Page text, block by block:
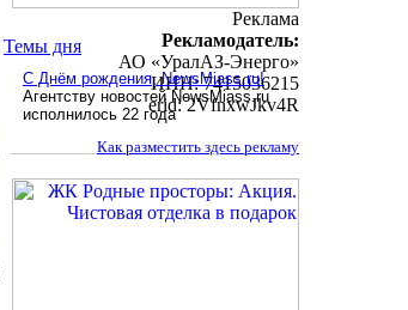
Реклама
Рекламодатель:
АО «УралАЗ-Энерго»
ИНН: 7415036215
erid: 2VfnxwJkv4R
Как разместить здесь рекламу
Темы дня
С Днём рождения, NewsMiass.ru!
Агентству новостей NewsMiass.ru
исполнилось 22 года